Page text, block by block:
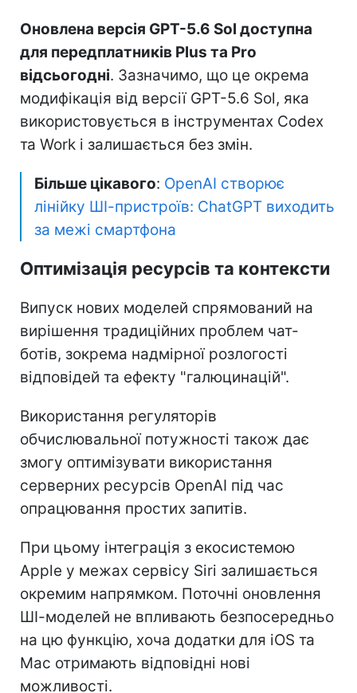
Оновлена версія GPT-5.6 Sol доступна
для передплатників Plus та Pro
відсьогодні. Зазначимо, що це окрема
модифікація від версії GPT-5.6 Sol, яка
використовується в інструментах Codex
та Work і залишається без змін.
Більше цікавого: OpenAI створює
лінійку ШІ-пристроїв: ChatGPT виходить
за межі смартфона
Оптимізація ресурсів та контексти
Випуск нових моделей спрямований на
вирішення традиційних проблем чат-
ботів, зокрема надмірної розлогості
відповідей та ефекту "галюцинацій".
Використання регуляторів
обчислювальної потужності також дає
змогу оптимізувати використання
серверних ресурсів OpenAI під час
опрацювання простих запитів.
При цьому інтеграція з екосистемою
Apple у межах сервісу Siri залишається
окремим напрямком. Поточні оновлення
ШІ-моделей не впливають безпосередньо
на цю функцію, хоча додатки для iOS та
Mac отримають відповідні нові
можливості.